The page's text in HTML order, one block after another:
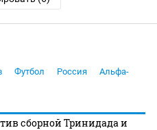
Футбол Россия
Альфа-
сборной Тринидада и